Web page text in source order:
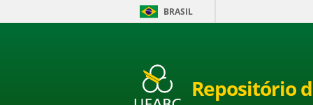
BRASIL
Repositório